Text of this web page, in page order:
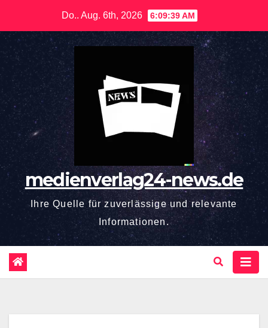
springen
Do.. Aug. 6th, 2026 6:09:40 AM
medienverlag24-news.de
Ihre Quelle für zuverlässige und relevante
Informationen.